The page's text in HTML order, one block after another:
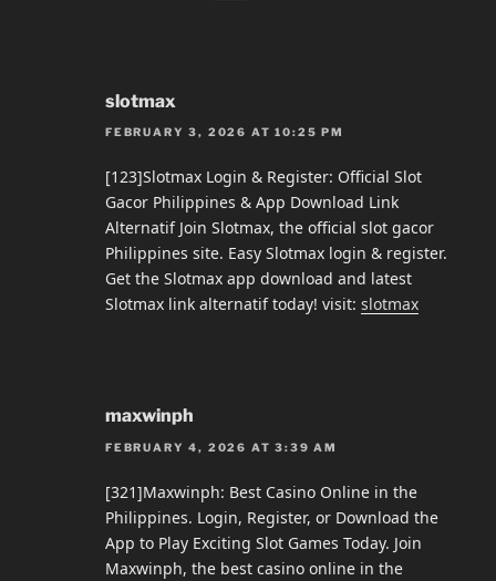
slotmax
FEBRUARY 3, 2026 AT 10:25 PM
[123]Slotmax Login & Register: Official Slot
Gacor Philippines & App Download Link
Alternatif Join Slotmax, the official slot gacor
Philippines site. Easy Slotmax login & register.
Get the Slotmax app download and latest
Slotmax link alternatif today! visit: slotmax
maxwinph
FEBRUARY 4, 2026 AT 3:39 AM
[321]Maxwinph: Best Casino Online in the
Philippines. Login, Register, or Download the
App to Play Exciting Slot Games Today. Join
Maxwinph, the best casino online in the